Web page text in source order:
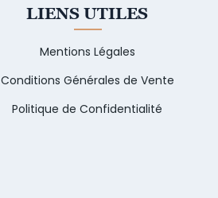
LIENS UTILES
Mentions Légales
Conditions Générales de Vente
Politique de Confidentialité